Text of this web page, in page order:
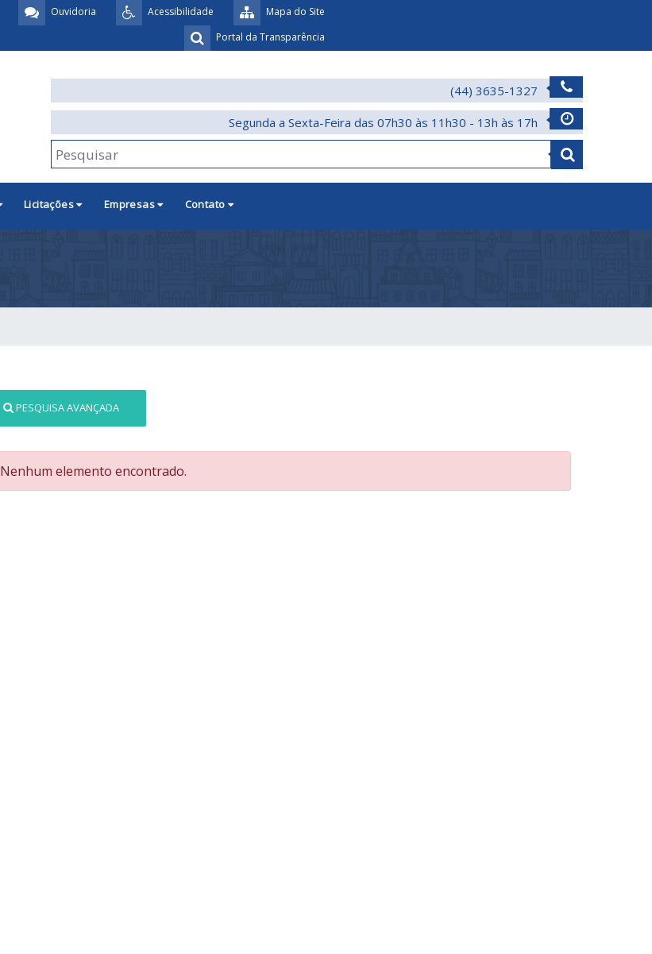
Mapa do Site
Acessibilidade
Ouvidoria
Portal da Transparência
(44) 3635-1327
Segunda a Sexta-Feira das 07h30 às 11h30 - 13h às 17h
Licitações Empresas Contato
PESQUISA AVANÇADA
Nenhum elemento encontrado.